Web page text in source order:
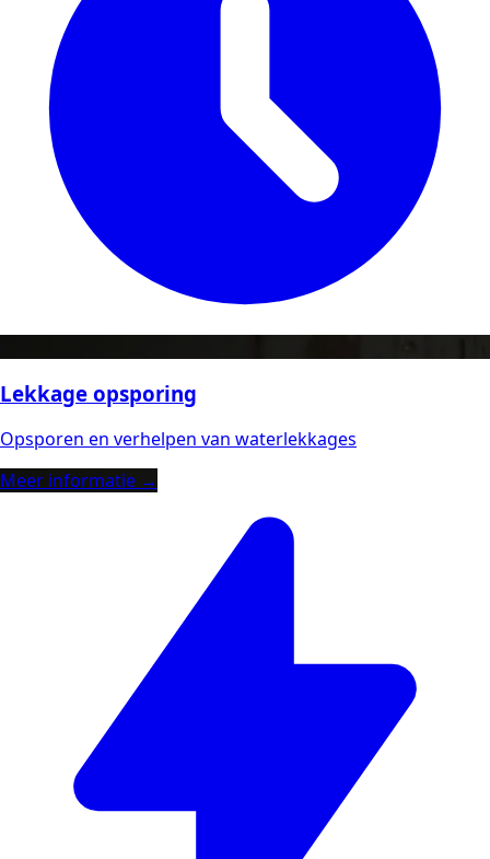
Lekkage opsporing
Opsporen en verhelpen van waterlekkages
Meer informatie →